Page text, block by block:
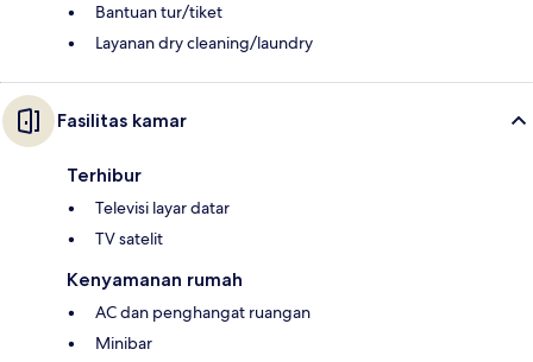
Bantuan tur/tiket
Layanan dry cleaning/laundry
Fasilitas kamar
Terhibur
Televisi layar datar
TV satelit
Kenyamanan rumah
AC dan penghangat ruangan
Minibar